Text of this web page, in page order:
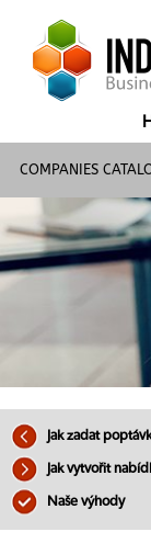
COMPANIES
Jak zadat
Jak vytvořit
Naše výhody